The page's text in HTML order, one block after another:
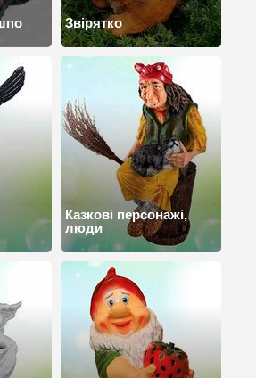
Звірятко
Казкові персонажі,
люди